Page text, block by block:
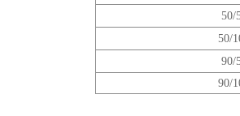
50/
50/
90/
90/